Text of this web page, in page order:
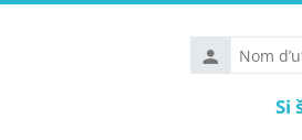
Nom
d’utilisateur
Si